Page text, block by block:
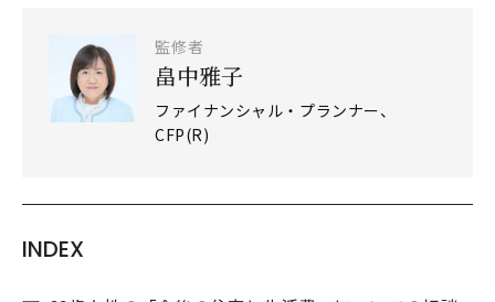
監修者
畠中雅子
ファイナンシャル・プランナー、
CFP(R)
INDEX